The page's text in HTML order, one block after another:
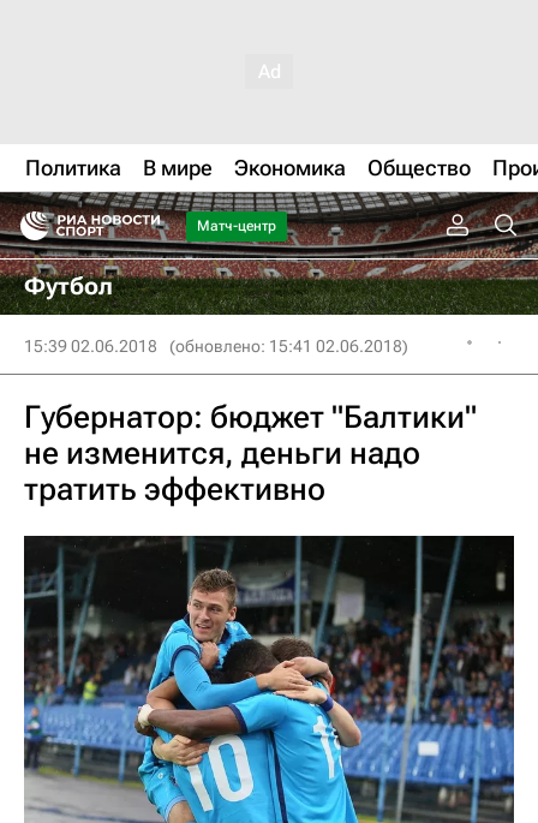
Политика В мире Экономика Общество
Матч-центр
Футбол
15:39 02.06.2018 (обновлено: 15:41 02.06.2018)
Губернатор: бюджет "Балтики"
не изменится, деньги надо
тратить эффективно